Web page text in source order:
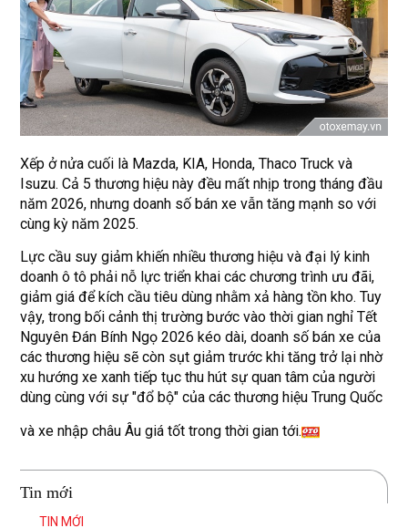
Xếp ở nửa cuối là Mazda, KIA, Honda, Thaco Truck và
Isuzu. Cả 5 thương hiệu này đều mất nhịp trong tháng đầu
năm 2026, nhưng doanh số bán xe vẫn tăng mạnh so với
cùng kỳ năm 2025.
Lực cầu suy giảm khiến nhiều thương hiệu và đại lý kinh
doanh ô tô phải nỗ lực triển khai các chương trình ưu đãi,
giảm giá để kích cầu tiêu dùng nhằm xả hàng tồn kho. Tuy
vậy, trong bối cảnh thị trường bước vào thời gian nghỉ Tết
Nguyên Đán Bính Ngọ 2026 kéo dài, doanh số bán xe của
các thương hiệu sẽ còn sụt giảm trước khi tăng trở lại nhờ
xu hướng xe xanh tiếp tục thu hút sự quan tâm của người
dùng cùng với sự "đổ bộ" của các thương hiệu Trung Quốc
và xe nhập châu Âu giá tốt trong thời gian tới.
Tin mới
TIN MỚI